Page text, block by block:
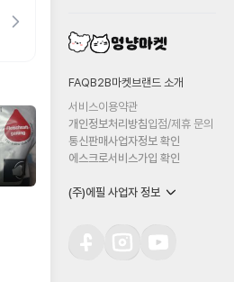
FAQB2B마켓 브랜드 소개
서비스이용약관
개인정보처리방침입점/제휴 문의
통신판매사업자정보 확인
에스크로서비스가입 확인
(주)에필 사업자 정보